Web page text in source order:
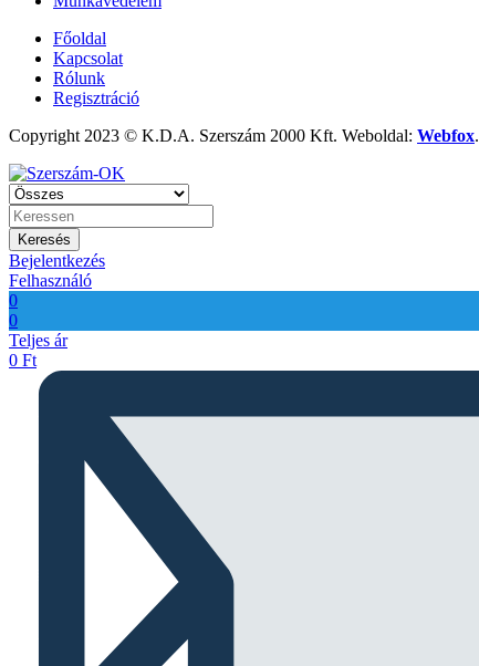
Főoldal
Kapcsolat
Rólunk
Regisztráció
Copyright 2023 © K.D.A. Szerszám 2000 Kft. Weboldal: Webfox.
Keresés
Bejelentkezés
Felhasználó
0
0
Teljes ár
0 Ft